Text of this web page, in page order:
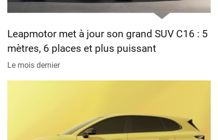
Leapmotor met à jour son grand SUV C16 : 5
mètres, 6 places et plus puissant
Le mois dernier